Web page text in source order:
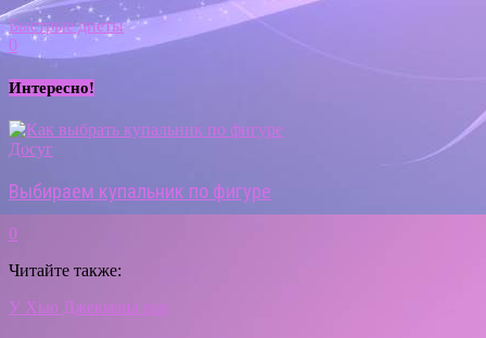
Быстрые диеты
0
Интересно!
Досуг
Выбираем купальник по фигуре
0
Читайте также:
У Хью Джекмана рак